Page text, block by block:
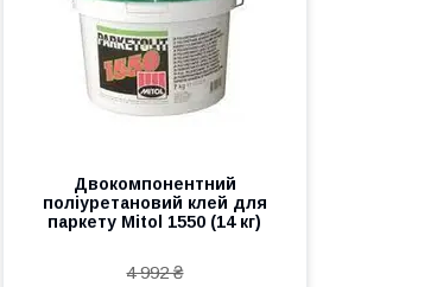
Двокомпонентний
поліуретановий клей для
паркету Mitol 1550 (14 кг)
4 992 ₴